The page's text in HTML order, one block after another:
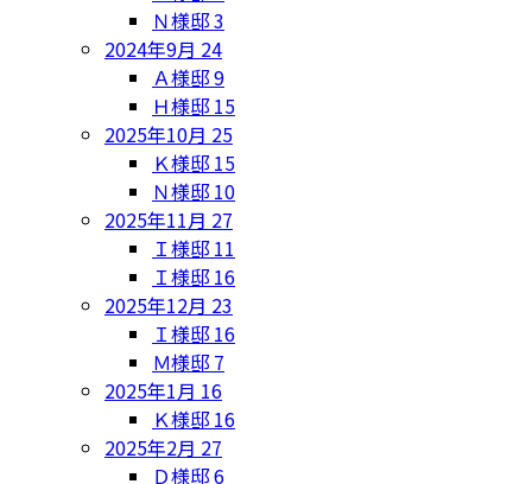
Ｎ様邸3
2024年9月 24
Ａ様邸9
Ｈ様邸 15
2025年10月 25
Ｋ様邸 15
Ｎ様邸 10
2025年11月 27
Ｉ様邸 11
Ｉ様邸 16
2025年12月 23
Ｉ様邸 16
Ｍ様邸 7
2025年1月 16
Ｋ様邸 16
2025年2月 27
Ｄ様邸6